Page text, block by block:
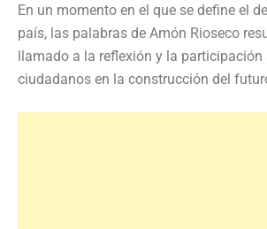
En un momento en el que se define el
país, las palabras de Amón Rioseco
llamado a la reflexión y la participación
ciudadanos en la construcción del